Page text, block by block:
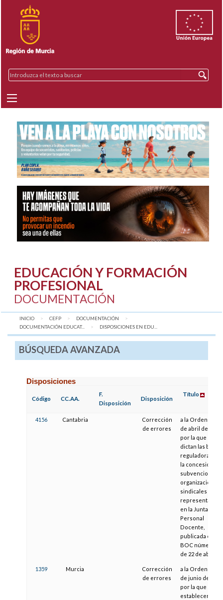
EDUCACIÓN Y FORMACIÓN
PROFESIONAL
DOCUMENTACIÓN
INICIO CEFP
DOCUMENTACIÓN
DOCUMENTACIÓN EDUCAT...
AQUÍ:
DISPOSICIONES EN EDU...
BÚSQUEDA AVANZADA
Disposiciones
Código CC.AA.
F.
Disposición
Disposición
Título
4156 Cantabria
Corrección
de errores
a la Orden de 10
de abril de 2003,
por la que se
dictan las bases
reguladoras
la concesión de
subvenciones a
organizaciones
sindicales con
representación
en la Junta de
Personal
Docente,
publicada en el
BOC número 76,
de 22 de abril
1359 Murcia
Corrección
de errores
a la Orden de 11
de junio de 2001
por la que se
establecen las